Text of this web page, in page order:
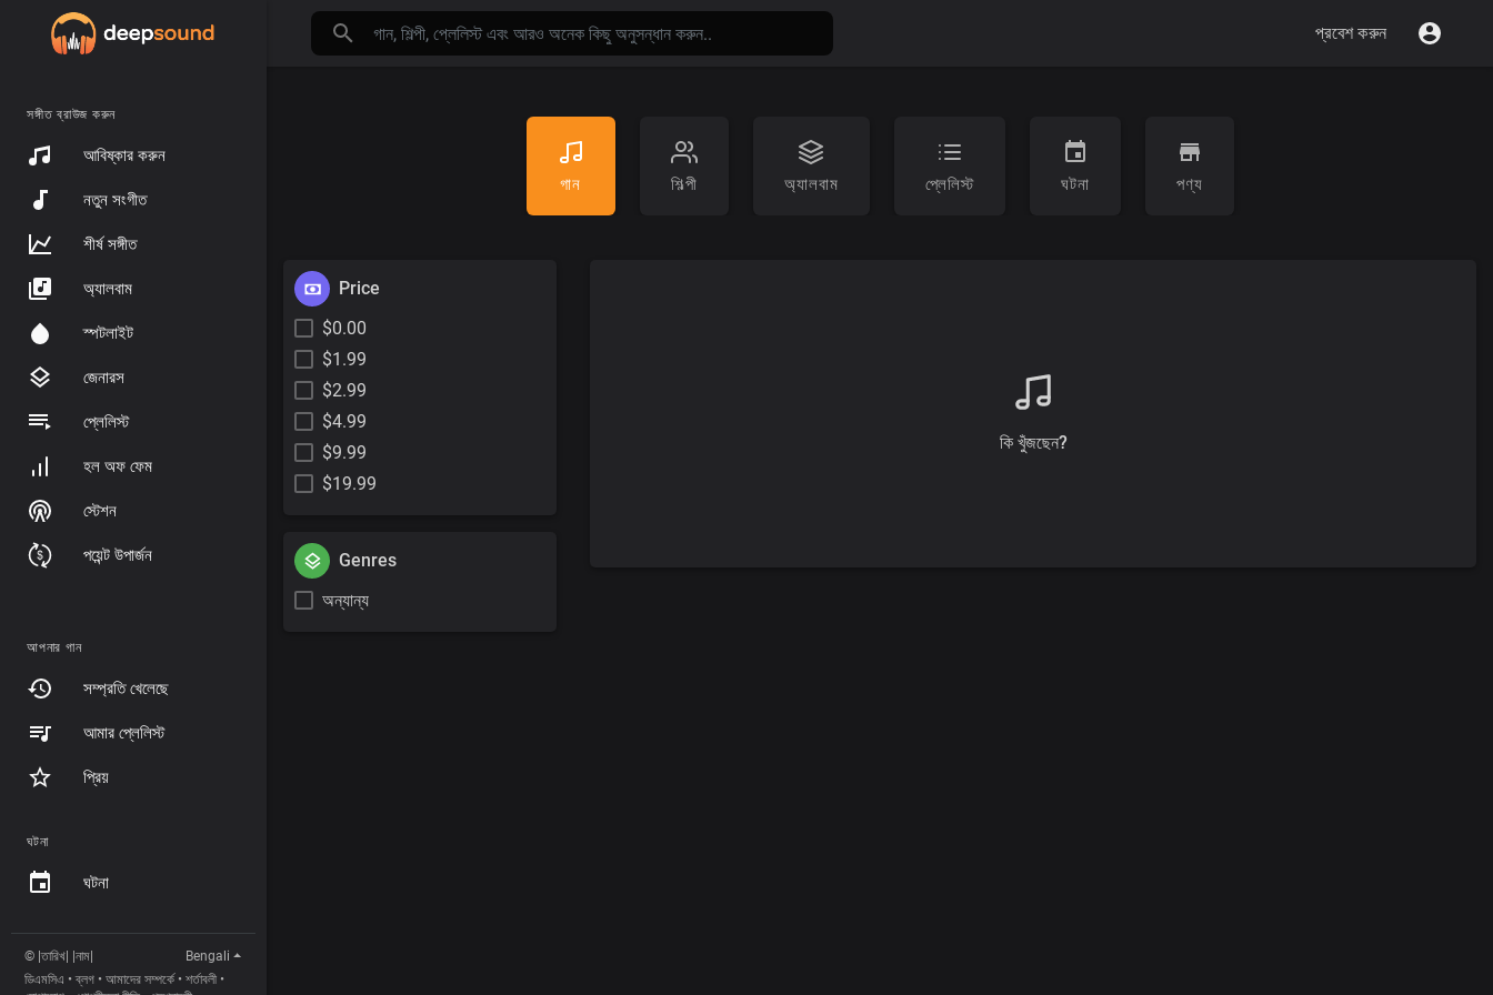
সঙ্গীত ব্রাউজ করুন
আবিষ্কার করুন
নতুন সংগীত
শীর্ষ সঙ্গীত
অ্যালবাম
স্পটলাইট
জেনারস
প্লেলিস্ট
হল অফ ফেম
স্টেশন
পয়েন্ট উপার্জন
আপনার গান
সম্প্রতি খেলেছে
আমার প্লেলিস্ট
প্রিয়
ঘটনা
ঘটনা
© |তারিখ| |নাম|
Bengali
ডিএমসিএ •ব্লগ • আমাদের সম্পর্কে • শর্তাবলী •
প্রবেশ করুন
গান শিল্পী অ্যালবাম প্লেলিস্ট ঘটনা পণ্য
Price
$0.00
$1.99
$2.99
$4.99
$9.99
$19.99
Genres
অন্যান্য
কি খুঁজছেন?